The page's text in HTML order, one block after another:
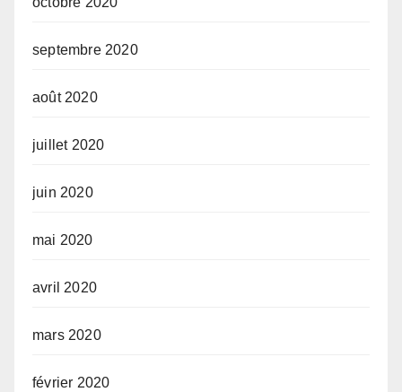
septembre 2020
août 2020
juillet 2020
juin 2020
mai 2020
avril 2020
mars 2020
février 2020